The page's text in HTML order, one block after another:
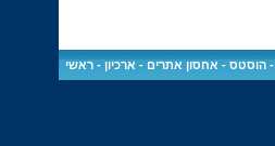
-הוסטס - אחסון אתרים - ארכיון -ראשי